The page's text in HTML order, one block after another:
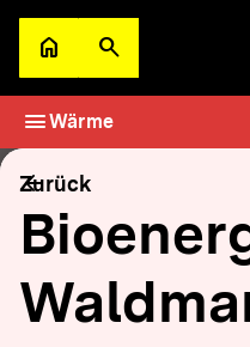
Zum Hauptinhalt springen
homeZur Startseite
searchSuche öffnen
menuWärme
arrow_back
Zurück